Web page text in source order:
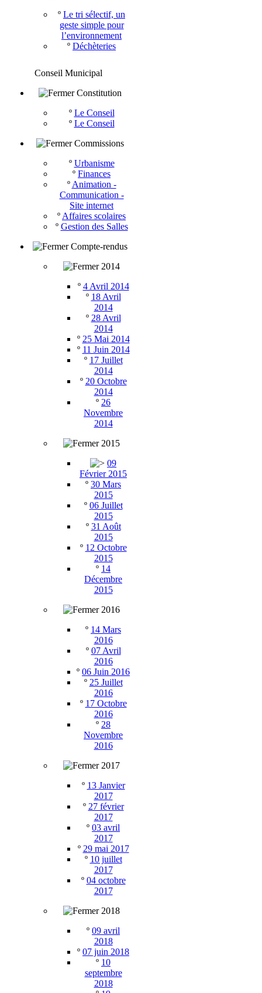
º Le tri sélectif, un
geste simple pour
l’environnement
º Déchèteries
Conseil Municipal
Constitution
º Le Conseil
º Le Conseil
Commissions
º Urbanisme
º Finances
º Animation -
Communication -
Site internet
º Affaires scolaires
º Gestion des Salles
Compte-rendus
2014
º 4 Avril 2014
º 18 Avril
2014
º 28 Avril
2014
º 25 Mai 2014
º 11 Juin 2014
º 17 Juillet
2014
º 20 Octobre
2014
º 26
Novembre
2014
2015
09
Février 2015
º 30 Mars
2015
º 06 Juillet
2015
º 31 Août
2015
º 12 Octobre
2015
º 14
Décembre
2015
2016
º 14 Mars
2016
º 07 Avril
2016
º 06 Juin 2016
º 25 Juillet
2016
º 17 Octobre
2016
º 28
Novembre
2016
2017
º 13 Janvier
2017
º 27 février
2017
º 03 avril
2017
º 29 mai 2017
º 10 juillet
2017
º 04 octobre
2017
2018
º 09 avril
2018
º 07 juin 2018
º 10
septembre
2018